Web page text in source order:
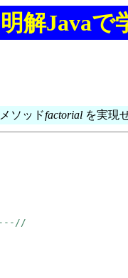
解Java
ソッドfactorial を実現
---//